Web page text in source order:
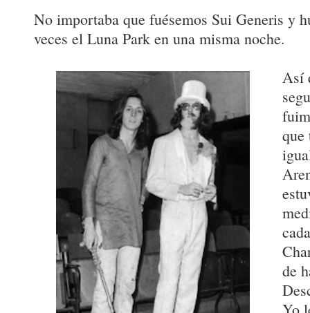
No importaba que fuésemos Sui Generis y
veces el Luna Park en una misma noche.
Así
que
de